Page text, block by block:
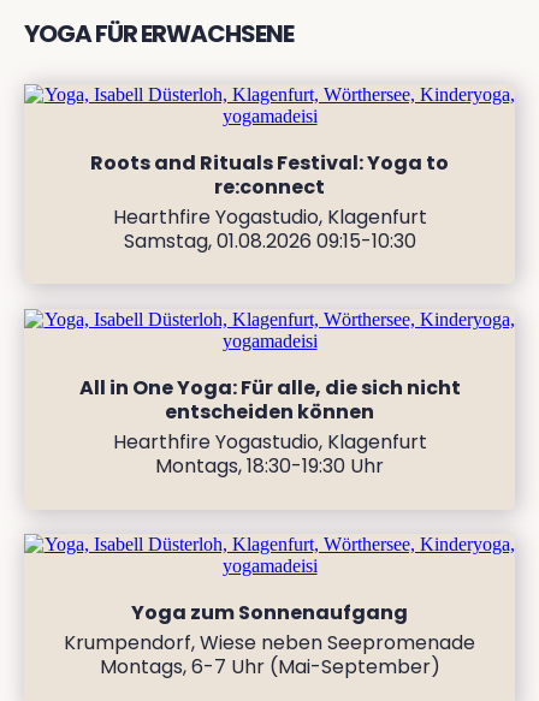
YOGA FÜR ERWACHSENE
Roots and Rituals Festival: Yoga to
re:connect
Hearthfire Yogastudio, Klagenfurt
Samstag, 01.08.2026 09:15-10:30
All in One Yoga: Für alle, die sich nicht
entscheiden können
Hearthfire Yogastudio, Klagenfurt
Montags, 18:30-19:30 Uhr
Yoga zum Sonnenaufgang
Krumpendorf, Wiese neben Seepromenade
Montags, 6-7 Uhr (Mai-September)